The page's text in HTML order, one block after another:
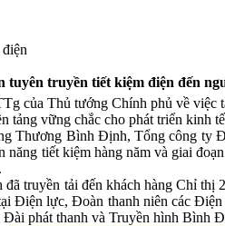
truyền tiết kiệm điện đến
của Thủ tướng Chính phủ về
tảng vững chắc cho phát triển
Thương Bình Định, Tổng công
tiết kiệm hàng năm và giai
truyền tải đến khách hàng Chỉ
Điện lực, Đoàn thanh niên các
phát thanh và Truyền hình Bình